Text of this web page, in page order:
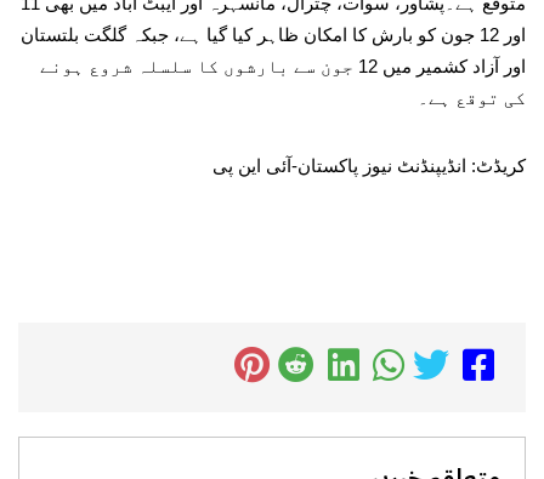
اور 12 جون کو بارش کا امکان ظاہر کیا گیا ہے، جبکہ گلگت بلتستان
اور آزاد کشمیر میں 12 جون سے بارشوں کا سلسلہ شروع ہونے
کی توقع ہے۔
کریڈٹ: انڈیپنڈنٹ نیوز پاکستان-آئی این پی